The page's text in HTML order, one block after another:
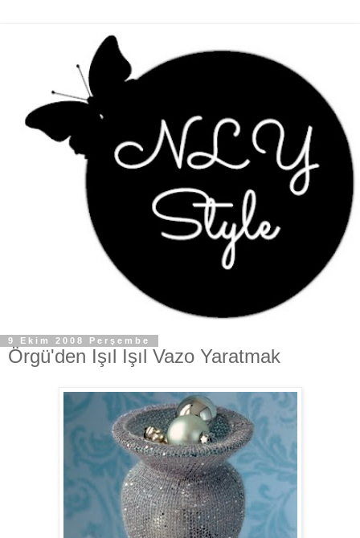
9 Ekim 2008 Perşembe
Örgü'den Işıl Işıl Vazo Yaratmak